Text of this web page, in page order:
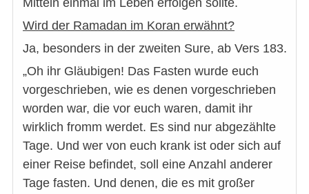
Mitteln einmal im Leben erfolgen sollte.
Wird der Ramadan im Koran erwähnt?
Ja, besonders in der zweiten Sure, ab Vers 183.
„Oh ihr Gläubigen! Das Fasten wurde euch
vorgeschrieben, wie es denen vorgeschrieben
worden war, die vor euch waren, damit ihr
wirklich fromm werdet. Es sind nur abgezählte
Tage. Und wer von euch krank ist oder sich auf
einer Reise befindet, soll eine Anzahl anderer
Tage fasten. Und denen, die es mit großer